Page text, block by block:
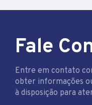
Fale
Entre em contato
obter informações
à disposição para